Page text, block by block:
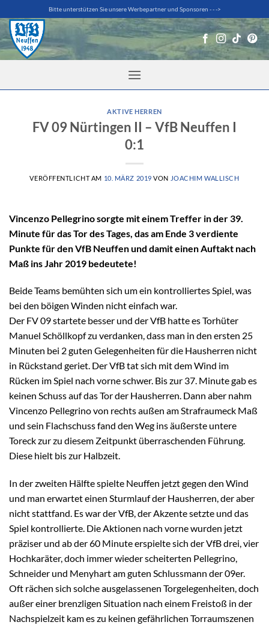
Inhalt
springen
Bitte unterstützen Sie unsere Werbepartner und Sponsoren - - ->
AKTIVE HERREN
FV 09 Nürtingen II – VfB Neuffen I
0:1
VERÖFFENTLICHT AM 10. MÄRZ 2019 VON JOACHIM WALLISCH
Vincenzo Pellegrino sorgte mit einem Treffer in der 39.
Minute für das Tor des Tages, das am Ende 3 verdiente
Punkte für den VfB Neuffen und damit einen Auftakt nach
Maß ins Jahr 2019 bedeutete!
Beide Teams bemühten sich um ein kontrolliertes Spiel, was
bei den böigen Winden nicht einfach war.
Der FV 09 startete besser und der VfB hatte es Torhüter
Manuel Schöllkopf zu verdanken, dass man in den ersten 25
Minuten bei 2 guten Gelegenheiten für die Hausherren nicht
in Rückstand geriet. Der VfB tat sich mit dem Wind im
Rücken im Spiel nach vorne schwer. Bis zur 37. Minute gab es
keinen Schuss auf das Tor der Hausherren. Dann aber nahm
Vincenzo Pellegrino von rechts außen am Strafraumeck Maß
und sein Flachschuss fand den Weg ins äußerste untere
Toreck zur zu diesem Zeitpunkt überraschenden Führung.
Diese hielt bis zur Halbzeit.
In der zweiten Hälfte spielte Neuffen jetzt gegen den Wind
und man erwartet einen Sturmlauf der Hausherren, der aber
nicht stattfand. Es war der VfB, der Akzente setzte und das
Spiel kontrollierte. Die Aktionen nach vorne wurden jetzt
präziser und ab der 60 Minute erspielte sich der VfB drei, vier
Hochkaräter, doch immer wieder scheiterten Pellegrino,
Schneider und Menyhart am guten Schlussmann der 09er.
Oft rächen sich solche ausgelassenen Torgelegenheiten, doch
außer einer brenzligen Situation nach einem Freistoß in der
Nachspielzeit kam es zu keinen gefährlichen Torraumszenen